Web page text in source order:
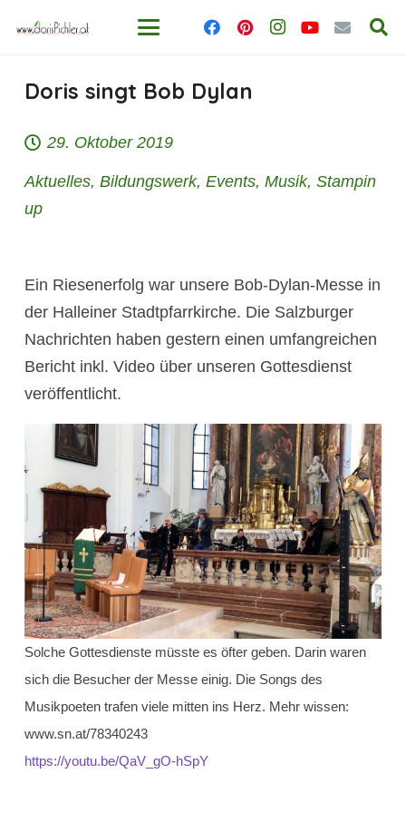
Doris singt Bob Dylan
29. Oktober 2019
Aktuelles, Bildungswerk, Events, Musik, Stampin
up
Ein Riesenerfolg war unsere Bob-Dylan-Messe in
der Halleiner Stadtpfarrkirche. Die Salzburger
Nachrichten haben gestern einen umfangreichen
Bericht inkl. Video über unseren Gottesdienst
veröffentlicht.
Solche Gottesdienste müsste es öfter geben. Darin waren
sich die Besucher der Messe einig. Die Songs des
Musikpoeten trafen viele mitten ins Herz. Mehr wissen:
www.sn.at/78340243
https://youtu.be/QaV_gO-hSpY